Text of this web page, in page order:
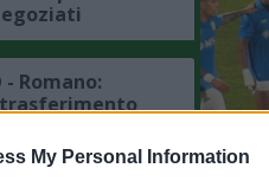
My Personal Information
- Romano:
col